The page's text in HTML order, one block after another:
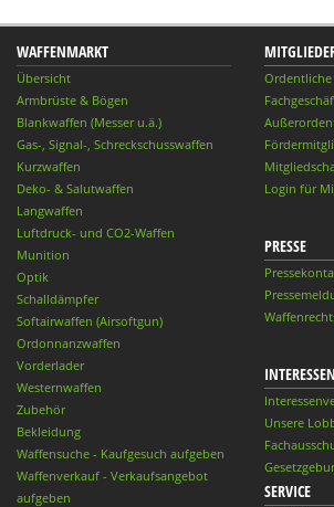
WAFFENMARKT
Übersicht
Armbrüste & Bögen
Blankwaffen (Messer u.ä.)
Gas-, Signal-, Schreckschusswaffen
Kurzwaffen
Deko- & Salutwaffen
Langwaffen
Luftdruck- und CO2-Waffen
Munition
Optik
Schalldämpfer
Softairwaffen (Airsoftgun)
Ordonnanzwaffen
Vorderlader
Westernwaffen
Zubehör
Bekleidung
Waffensuche - Kaufgesuch aufgeben
Waffenverkauf - Verkaufsangebot
aufgeben
Ordentliche
Login für
PRESSE
Unsere
SERVICE